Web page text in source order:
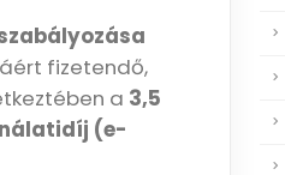
fizetendő,
a 3,5
(e-